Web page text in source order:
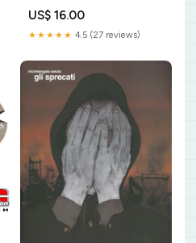
US$ 16.00
★★★★★ 4.5 (27 reviews)